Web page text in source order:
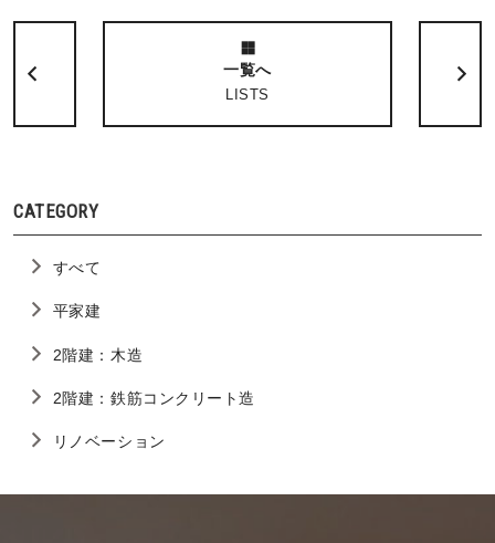
一覧へ
LISTS
CATEGORY
すべて
平家建
2階建：木造
2階建：鉄筋コンクリート造
リノベーション